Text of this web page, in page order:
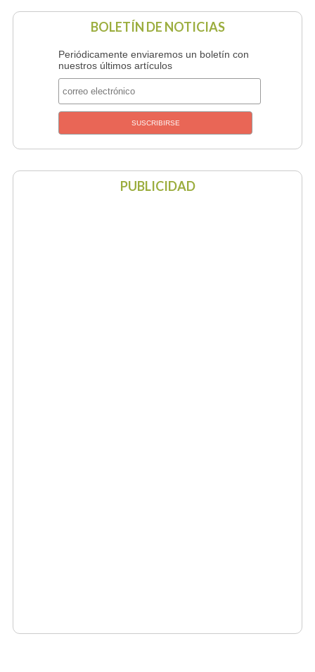
BOLETÍN DE NOTICIAS
Periódicamente enviaremos un boletín con
nuestros últimos artículos
PUBLICIDAD